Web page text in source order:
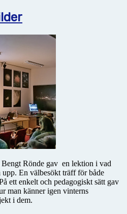
Rönde gav en lektion i vad
En välbesökt träff för både
ett enkelt och pedagogiskt sätt gav
man känner igen vinterns
i dem.